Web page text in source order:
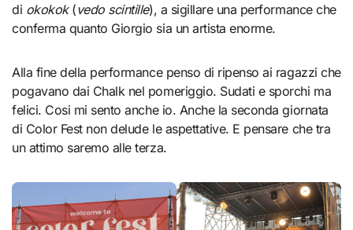
di okokok (vedo scintille), a sigillare una performance che
conferma quanto Giorgio sia un artista enorme.
Alla fine della performance penso di ripenso ai ragazzi che
pogavano dai Chalk nel pomeriggio. Sudati e sporchi ma
felici. Cosi mi sento anche io. Anche la seconda giornata
di Color Fest non delude le aspettative. E pensare che tra
un attimo saremo alle terza.